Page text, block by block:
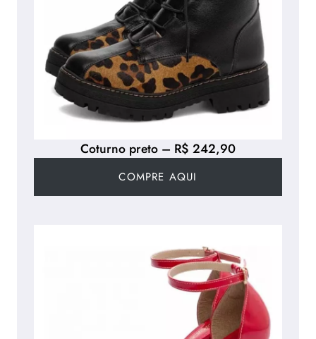
Coturno preto – R$ 242,90
COMPRE AQUI